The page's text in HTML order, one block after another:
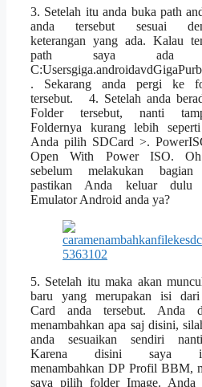
3. Setelah itu anda buka path
anda tersebut sesuai
keterangan yang ada. Kalau
path saya ada
. Sekarang anda pergi ke
tersebut. 4. Setelah anda
Folder tersebut, nanti
Foldernya kurang lebih
Anda pilih SDCard >.
Open With Power ISO.
sebelum melakukan
pastikan Anda keluar dulu
Emulator Android anda ya?
5. Setelah itu maka akan
baru yang merupakan isi
Card anda tersebut. Anda
menambahkan apa saj disini,
anda sesuaikan sendiri
Karena disini saya
menambahkan DP Profil BBM,
saya pilih folder Image. Anda